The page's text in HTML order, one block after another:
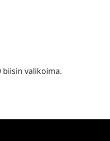
biisin valikoima.